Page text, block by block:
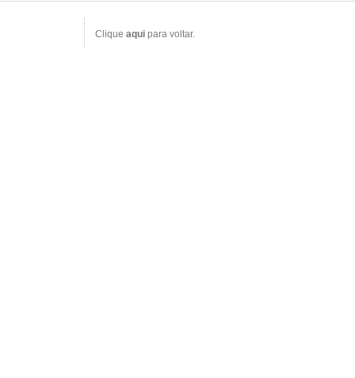
Clique aqui para voltar.